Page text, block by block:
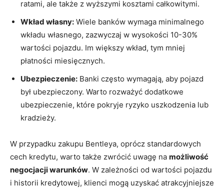
ratami, ale ⁣także z ​wyższymi kosztami całkowitymi.
Wkład własny: Wiele banków wymaga minimalnego
wkładu własnego, zazwyczaj w wysokości ‌10-30%
wartości pojazdu.‍ Im większy⁢ wkład,⁣ tym⁤ mniej
płatności miesięcznych.
Ubezpieczenie: Banki często wymagają, aby‍ pojazd
był ubezpieczony. Warto rozważyć dodatkowe
ubezpieczenie,‍ które pokryje ryzyko ‌uszkodzenia ⁤lub
kradzieży.
W przypadku zakupu ‍Bentleya,‍ oprócz standardowych
‌cech kredytu, warto także zwrócić uwagę na możliwość
negocjacji warunków.⁣ W zależności od wartości pojazdu
i historii kredytowej, klienci mogą uzyskać ​atrakcyjniejsze